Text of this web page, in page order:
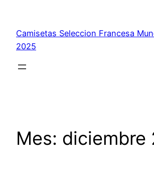
contenido
Camisetas Seleccion Francesa
2025
Mes: diciembre